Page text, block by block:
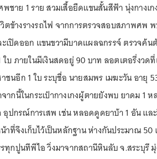
ชาย 1 ราย สวมเสื้อยืดแขนสั้นสีฟ้า นุ่งกางเ
ตข้างรางรถไฟ จากการตรวจสอบสภาพศพ
เปิดออก แขนขวามีบาดแผลฉกรรจ์ ตรวจค้น
บ ภายในมีเงินสดอยู่ 90 บาท ลอตเตอรี่งวด
ชนอีก 1 ใบ ระบุชื่อ นายสมพร เมฆะวัน อายุ
ากนี้ในกระเป๋ากางเกงผู้ตายยังพบ ยาดม 1
อุปกรณ์การเสพ เช่น หลอดดูดยาบ้า 1 อัน แ
น้าที่จึงเก็บไว้เป็นหลักฐาน ห่างกันประมาณ
ทุกปูนทีพีไอ วิ่งมาจากสถานีหินลับ จ.สระบุรี